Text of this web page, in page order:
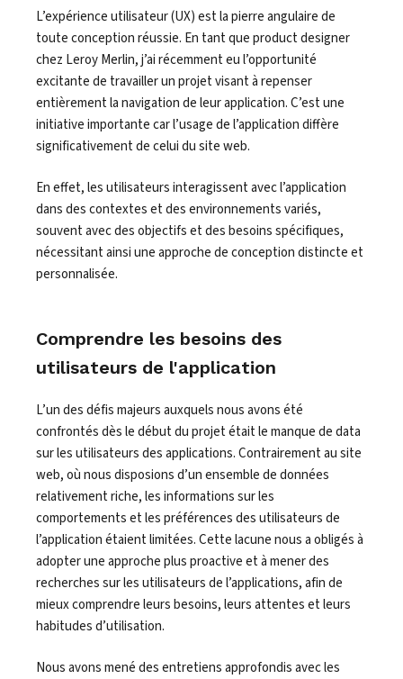
L’expérience utilisateur (UX) est la pierre angulaire de
toute conception réussie. En tant que product designer
chez Leroy Merlin, j’ai récemment eu l’opportunité
excitante de travailler un projet visant à repenser
entièrement la navigation de leur application. C’est une
initiative importante car l’usage de l’application diffère
significativement de celui du site web.
En effet, les utilisateurs interagissent avec l’application
dans des contextes et des environnements variés,
souvent avec des objectifs et des besoins spécifiques,
nécessitant ainsi une approche de conception distincte et
personnalisée.
Comprendre les besoins des
utilisateurs de l'application
L’un des défis majeurs auxquels nous avons été
confrontés dès le début du projet était le manque de data
sur les utilisateurs des applications. Contrairement au site
web, où nous disposions d’un ensemble de données
relativement riche, les informations sur les
comportements et les préférences des utilisateurs de
l’application étaient limitées. Cette lacune nous a obligés à
adopter une approche plus proactive et à mener des
recherches sur les utilisateurs de l’applications, afin de
mieux comprendre leurs besoins, leurs attentes et leurs
habitudes d’utilisation.
Nous avons mené des entretiens approfondis avec les